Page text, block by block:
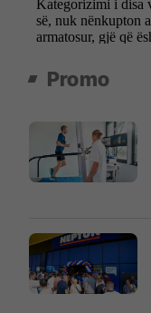
Promo